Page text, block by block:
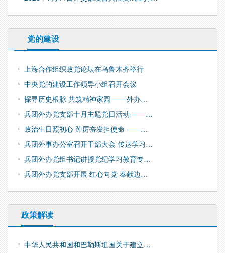
党的建设
上海合作组织政党论坛在乌鲁木齐举行
中央党的建设工作领导小组召开会议
探寻历史根脉 共筑精神家园 ——外办…
兵团外办党支部十月主题党日活动 ——…
政治生日照初心 踔厉奋发担使命 ——…
兵团外事办公室召开干部大会 传达学习…
兵团外办党组书记讲授党纪学习教育专…
兵团外办党支部开展 红心向党 奉献边…
政策解读
中华人民共和国和巴勒斯坦国关于建立…